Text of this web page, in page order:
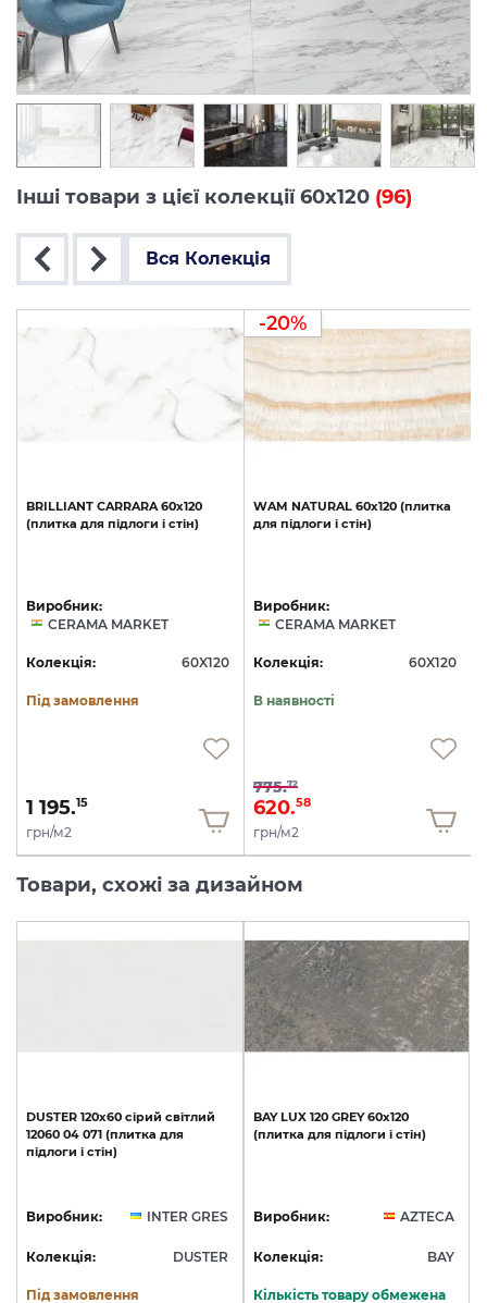
Інші товари з цієї колекції 60x120 (96)
Вся Колекція
BRILLIANT CARRARA 60х120
(плитка для підлоги і стін)
Виробник:
CERAMA MARKET
Колекція: 60X120
Під замовлення
1 195.15
грн/м2
-20%
WAM NATURAL 60х120 (плитка
для підлоги і стін)
Виробник:
CERAMA MARKET
Колекція: 60X120
В наявності
775.72
620.58
грн/м2
Товари, схожі за дизайном
DUSTER 120х60 сірий світлий
12060 04 071 (плитка для
підлоги і стін)
Виробник: INTER GRES
Колекція: DUSTER
Під замовлення
BAY LUX 120 GREY 60x120
(плитка для підлоги і стін)
Виробник: AZTECA
Колекція: BAY
Кількість товару обмежена